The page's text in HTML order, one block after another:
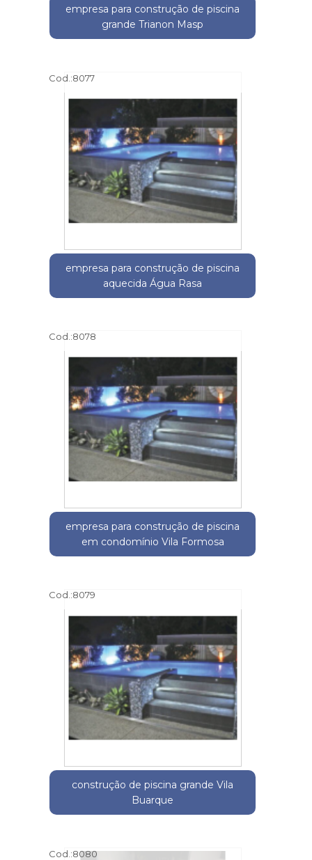
empresa para construção de piscina
grande Trianon Masp
Cod.:8077
empresa para construção de piscina
aquecida Água Rasa
Cod.:8078
empresa para construção de piscina
em condomínio Vila Formosa
Cod.:8079
construção de piscina grande Vila
Buarque
Cod.:8080